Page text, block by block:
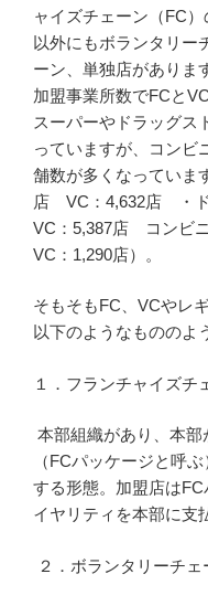
ャイズチェーン（FC
以外にもボランタリー
ーン、単独店がありま
加盟事業所数でFCと
スーパーやドラッグス
っていますが、コンビ
舗数が多くなってい
店 VC：4,632店 ・
VC：5,387店 コンビ
VC：1,290店）。
そもそもFC、VCやレ
以下のようなもののよ
１．フランチャイズチ
本部組織があり、本
（FCパッケージと呼
する形態。加盟店は
イヤリティを本部に支
２．ボランタリーチェ